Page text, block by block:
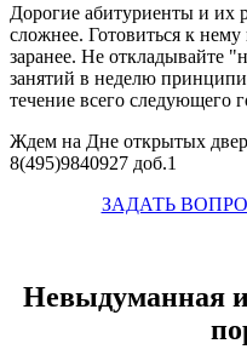
Дорогие абитуриенты и их
сложнее. Готовиться к
заранее. Не откладывайте
занятий в неделю
течение всего следующего
Ждем на Дне открытых
8(495)9840927 доб.1
ЗАДАТЬ
Невыдуманная